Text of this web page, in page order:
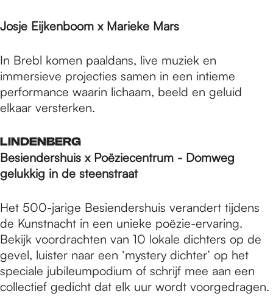
Josje Eijkenboom x Marieke Mars
In Brebl komen paaldans, live muziek en
immersieve projecties samen in een intieme
performance waarin lichaam, beeld en geluid
elkaar versterken.
LINDENBERG
Besiendershuis x Poëziecentrum - Domweg
gelukkig in de steenstraat
Het 500-jarige Besiendershuis verandert tijdens
de Kunstnacht in een unieke poëzie-ervaring.
Bekijk voordrachten van 10 lokale dichters op de
gevel, luister naar een ‘mystery dichter’ op het
speciale jubileumpodium of schrijf mee aan een
collectief gedicht dat elk uur wordt voorgedragen.